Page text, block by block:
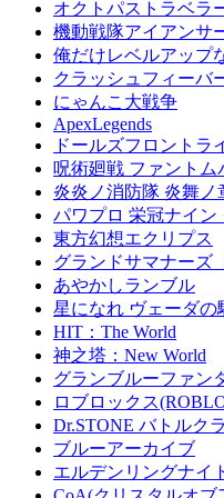
オクトパストラベラ
機動戦隊アイアンサ
俺だけレベルアップ
クラッシュフィーバ
にゃんこ大戦争
ApexLegends
ドールズフロントラ
呪術廻戦 ファント
炎炎ノ消防隊 炎舞ノ
パワプロ 栄冠ナイン
東方幻想エクリプス
グランドサマナーズ
あやかしランブル
星になれ ヴェーダの
HIT：The World
神之塔：New World
グランブルーファン
ロブロックス
Dr.STONE バトルク
ブルーアーカイブ
エルデンリングナイ